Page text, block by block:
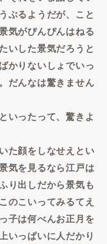
ぶるようだが、こと
気がぴんぴんはねる
いした景気だろうと
かりないしょでいっ
だんなは驚きません
いったって、驚きよ
た顔をしなせえとい
気を見るなら江戸は
り出しだから景気も
のこいってみるてえ
子は何べんお正月を
いっぱいに人だかり